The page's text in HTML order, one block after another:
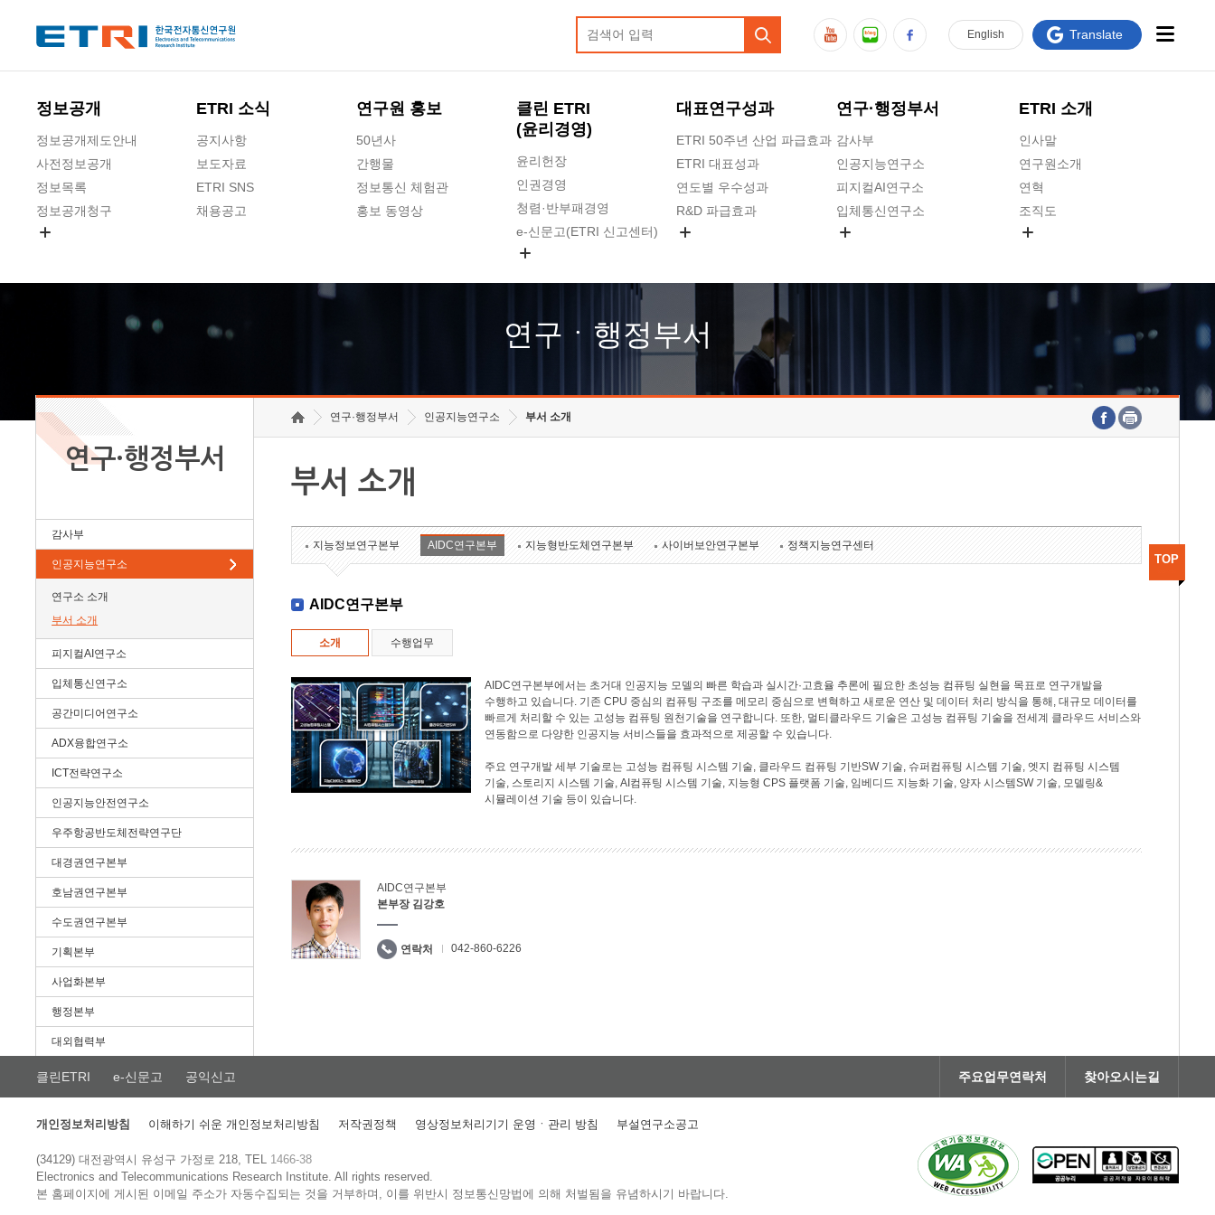
정보공개
정보공개제도안내
사전정보공개
정보목록
정보공개청구
ETRI 소식
공지사항
보도자료
ETRI SNS
채용공고
연구원 홍보
50년사
간행물
정보통신 체험관
홍보 동영상
클린 ETRI
(윤리경영)
윤리헌장
인권경영
청렴·반부패경영
e-신문고(ETRI 신고센터)
고객의소리
수의계약 현황
대표연구성과
ETRI 50주년 산업 파급효과
ETRI 대표성과
연도별 우수성과
R&D 파급효과
연구·행정부서
감사부
인공지능연구소
피지컬AI연구소
입체통신연구소
호남권연구본부
기획본부
ETRI 소개
인사말
연구원소개
연혁
조직도
연구원 고객헌장
주요업무연락처
English Translate
연구ㆍ행정부서
연구·행정부서
감사부
인공지능연구소
연구소 소개
부서 소개
피지컬AI연구소
입체통신연구소
공간미디어연구소
ADX융합연구소
ICT전략연구소
인공지능안전연구소
우주항공반도체전략연구단
대경권연구본부
호남권연구본부
수도권연구본부
기획본부
사업화본부
행정본부
대외협력부
연구·행정부서 인공지능연구소 부서 소개
부서 소개
지능정보연구본부 AIDC연구본부 지능형반도체연구본부 사이버보안연구본부 정책지능연구센터
AIDC연구본부
소개 수행업무
AIDC연구본부에서는 초거대 인공지능 모델의 빠른 학습과 실시간·고효율 추론에 필요한 초성능 컴퓨팅 실현을 목표로 연구개발을
수행하고 있습니다. 기존 CPU 중심의 컴퓨팅 구조를 메모리 중심으로 변혁하고 새로운 연산 및 데이터 처리 방식을 통해, 대규모 데이터를
빠르게 처리할 수 있는 고성능 컴퓨팅 원천기술을 연구합니다. 또한, 멀티클라우드 기술은 고성능 컴퓨팅 기술을 전세계 클라우드 서비스와
연동함으로 다양한 인공지능 서비스들을 효과적으로 제공할 수 있습니다.
주요 연구개발 세부 기술로는 고성능 컴퓨팅 시스템 기술, 클라우드 컴퓨팅 기반SW 기술, 슈퍼컴퓨팅 시스템 기술, 엣지 컴퓨팅 시스템
기술, 스토리지 시스템 기술, AI컴퓨팅 시스템 기술, 지능형 CPS 플랫폼 기술, 임베디드 지능화 기술, 양자 시스템SW 기술, 모델링&
시뮬레이션 기술 등이 있습니다.
AIDC연구본부
본부장 김강호
연락처 042-860-6226
TOP
클린ETRI e-신문고 공익신고 주요업무연락처 찾아오시는길
개인정보처리방침 이해하기 쉬운 개인정보처리방침 저작권정책 영상정보처리기기 운영ㆍ관리 방침 부설연구소공고
(34129) 대전광역시 유성구 가정로 218, TEL 1466-38
Electronics and Telecommunications Research Institute.All rights reserved.
본 홈페이지에 게시된 이메일 주소가 자동수집되는 것을 거부하며, 이를 위반시 정보통신망법에 의해 처벌됨을 유념하시기 바랍니다.